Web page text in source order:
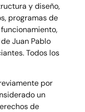
y diseño,
programas de
Juan Pablo
Todos los
por
un
de